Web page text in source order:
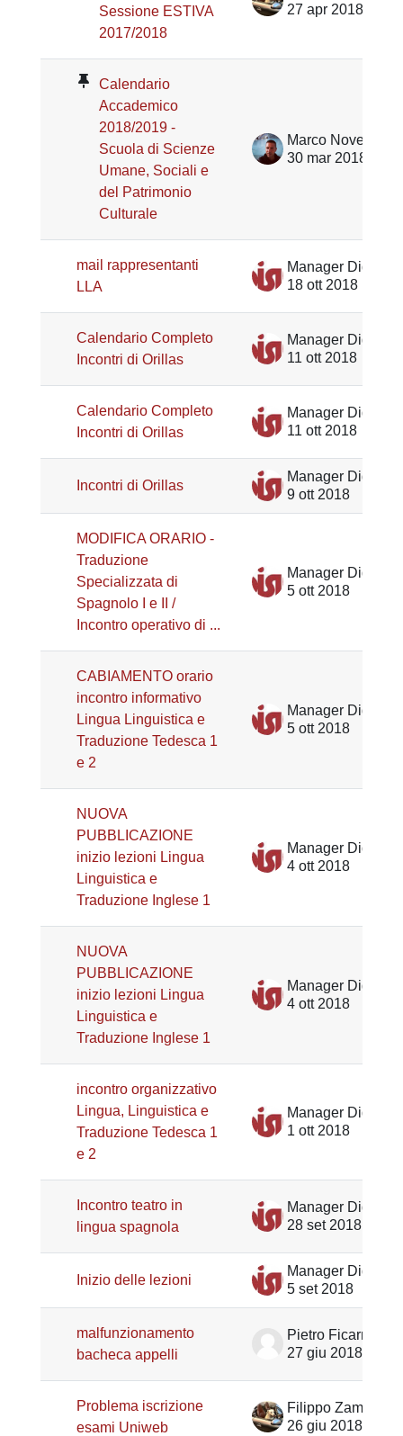
Sessione ESTIVA
2017/2018
27 apr 2018
Calendario
Accademico
2018/2019 -
Scuola di Scienze
Umane, Sociali e
del Patrimonio
Culturale
Marco Noventa
30 mar 2018
mail rappresentanti
LLA
18 ott 2018
Calendario Completo
Incontri di Orillas
11 ott 2018
Calendario Completo
Incontri di Orillas
11 ott 2018
Incontri di Orillas
9 ott 2018
MODIFICA ORARIO -
Traduzione
Specializzata di
Spagnolo I e II /
Incontro operativo di ...
5 ott 2018
CABIAMENTO orario
incontro informativo
Lingua Linguistica e
Traduzione Tedesca 1
e 2
5 ott 2018
NUOVA
PUBBLICAZIONE
inizio lezioni Lingua
Linguistica e
Traduzione Inglese 1
4 ott 2018
NUOVA
PUBBLICAZIONE
inizio lezioni Lingua
Linguistica e
Traduzione Inglese 1
4 ott 2018
incontro organizzativo
Lingua, Linguistica e
Traduzione Tedesca 1
e 2
1 ott 2018
Incontro teatro in
lingua spagnola
28 set 2018
Inizio delle lezioni
5 set 2018
malfunzionamento
bacheca appelli
Pietro Ficarra
27 giu 2018
Problema iscrizione
esami Uniweb
Filippo Zampiron
26 giu 2018